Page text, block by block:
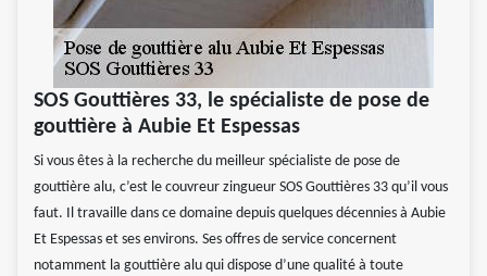
SOS Gouttières 33, le spécialiste de pose de
gouttière à Aubie Et Espessas
Si vous êtes à la recherche du meilleur spécialiste de pose de
gouttière alu, c’est le couvreur zingueur SOS Gouttières 33 qu’il vous
faut. Il travaille dans ce domaine depuis quelques décennies à Aubie
Et Espessas et ses environs. Ses offres de service concernent
notamment la gouttière alu qui dispose d’une qualité à toute